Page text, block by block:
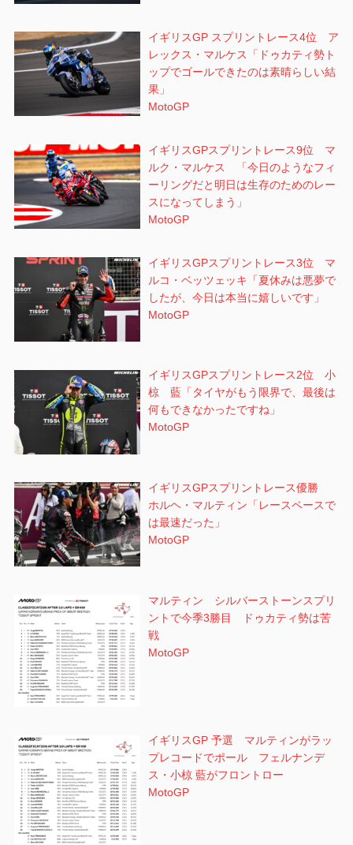
イギリスGP スプリントレース4位 ア
レックス・マルケス「ドゥカティ勢ト
ップでゴールできたのは素晴らしい結
果」
MotoGP
イギリスGPスプリントレース9位 マ
ルク・マルケス 「今日のようなフィ
ーリングだと明日は生存のためのレー
スになってしまう」
MotoGP
イギリスGPスプリントレース3位 マ
ルコ・ベッツェッキ「夏休みは悪夢で
したが、今日は本当に嬉しいです」
MotoGP
イギリスGPスプリントレース2位 小
椋 藍「タイヤがもう限界で、最後は
何もできなかったですね」
MotoGP
イギリスGPスプリントレース優勝
ホルヘ・マルティン「レースペースで
は最速だった」
MotoGP
マルティン シルバーストーンスプリ
ントで今季3勝目 ドゥカティ勢は苦
戦
MotoGP
イギリスGP 予選 マルティンがラッ
プレコードでポール フェルナンデ
ス・小椋 藍がフロントロー
MotoGP